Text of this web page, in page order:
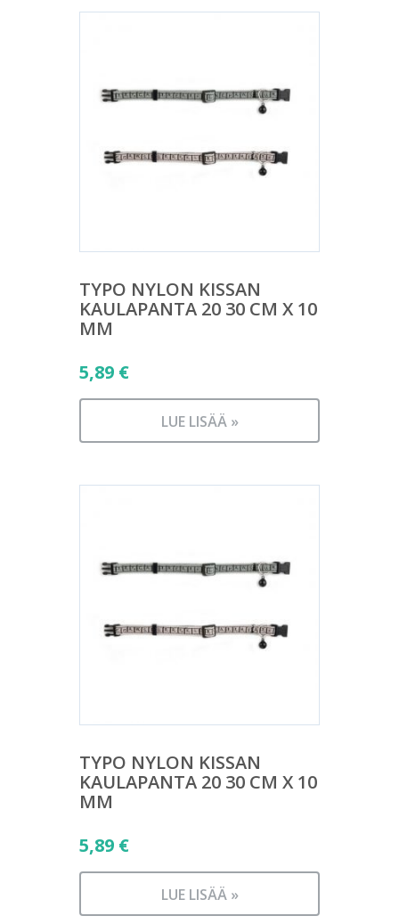
TYPO NYLON KISSAN
KAULAPANTA 20 30 CM X 10
MM
5,89 €
LUE LISÄÄ »
TYPO NYLON KISSAN
KAULAPANTA 20 30 CM X 10
MM
5,89 €
LUE LISÄÄ »